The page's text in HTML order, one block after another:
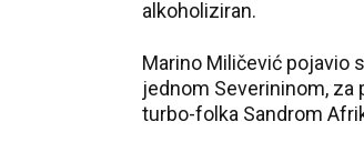
alkoholiziran.
Marino Miličević pojavio
jednom Severininom,
turbo-folka Sandrom